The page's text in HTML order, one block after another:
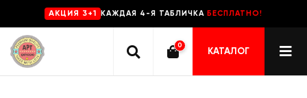
AKЦИЯ 3+1 КАЖДАЯ 4-Я ТАБЛИЧКА БЕСПЛАТНО!
0
КАТАЛОГ